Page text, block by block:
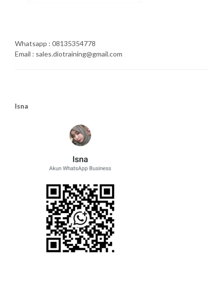
Whatsapp : 08135354778
Email : sales.diotraining@gmail.com
Isna